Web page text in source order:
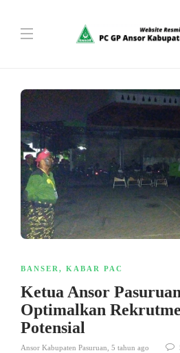
BANSER , KABAR PAC
Ketua Ansor
Optimalkan
Potensial
Ansor Kabupaten Pasuruan 5 tahun ago